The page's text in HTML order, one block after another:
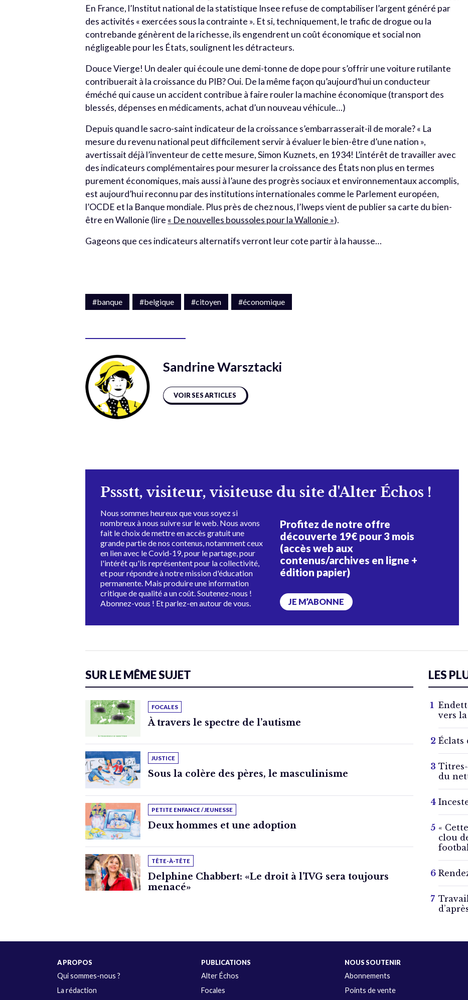
En France, l’Institut national de la statistique Insee refuse de comptabiliser l’argent généré par
des activités « exercées sous la contrainte ». Et si, techniquement, le trafic de drogue ou la
contrebande génèrent de la richesse, ils engendrent un coût économique et social non
négligeable pour les États, soulignent les détracteurs.
Douce Vierge! Un dealer qui écoule une demi-tonne de dope pour s’offrir une voiture rutilante
contribuerait à la croissance du PIB? Oui. De la même façon qu’aujourd’hui un conducteur
éméché qui cause un accident contribue à faire rouler la machine économique (transport des
blessés, dépenses en médicaments, achat d’un nouveau véhicule…)
Depuis quand le sacro-saint indicateur de la croissance s’embarrasserait-il de morale? « La
mesure du revenu national peut difficilement servir à évaluer le bien-être d’une nation »,
avertissait déjà l’inventeur de cette mesure, Simon Kuznets, en 1934! L’intérêt de travailler avec
des indicateurs complémentaires pour mesurer la croissance des États non plus en termes
purement économiques, mais aussi à l’aune des progrès sociaux et environnementaux accomplis,
est aujourd’hui reconnu par des institutions internationales comme le Parlement européen,
l’OCDE et la Banque mondiale. Plus près de chez nous, l’Iweps vient de publier sa carte du bien-
être en Wallonie (lire « De nouvelles boussoles pour la Wallonie »).
Gageons que ces indicateurs alternatifs verront leur cote partir à la hausse…
#banque #belgique #citoyen #économique
Sandrine Warsztacki
VOIR SES ARTICLES
Pssstt, visiteur, visiteuse du site d'Alter Échos !
Nous sommes heureux que vous soyez si
nombreux à nous suivre sur le web. Nous avons
fait le choix de mettre en accès gratuit une
grande partie de nos contenus, notamment ceux
en lien avec le Covid-19, pour le partage, pour
l'intérêt qu'ils représentent pour la collectivité,
et pour répondre à notre mission d'éducation
permanente. Mais produire une information
critique de qualité a un coût. Soutenez-nous !
Abonnez-vous ! Et parlez-en autour de vous.
Profitez de notre offre
découverte 19€ pour 3 mois
(accès web aux
contenus/archives en ligne +
édition papier)
JE M’ABONNE
SUR LE MÊME SUJET
FOCALES
À travers le spectre de l’autisme
JUSTICE
Sous la colère des pères, le masculinisme
PETITE ENFANCE / JEUNESSE
Deux hommes et une adoption
TÊTE-À-TÊTE
Delphine Chabbert: «Le droit à l’IVG sera toujours
menacé»
LES
vers
Éclats
du
«
clou
A PROPOS
Qui sommes-nous ?
La rédaction
PUBLICATIONS
Alter Échos
Focales
NOUS SOUTENIR
Abonnements
Points de vente